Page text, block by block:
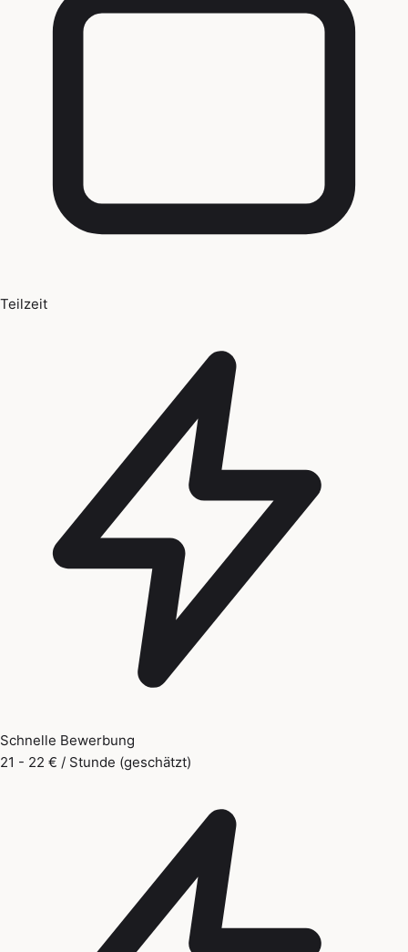
Teilzeit
Schnelle Bewerbung
21 - 22 € / Stunde (geschätzt)